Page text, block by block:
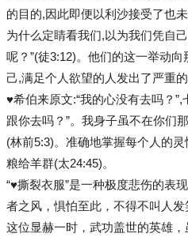
的目的,因此即便以利沙接受了也未
为什么定睛看我们,以为我们凭自
呢？”(徒3:12)。他们的这一举动
己,满足个人欲望的人发出了严重的
♥希伯来原文:“我的心没有去吗？
跟你去吗？”。我身子虽不在你们
(林前5:3)。准确地掌握每个人的
粮给羊群(太24:45)。
“♥撕裂衣服”是一种极度悲伤的表
者之风，惧怕至此，不得不叫人发
这位显赫一时，武功盖世的英雄